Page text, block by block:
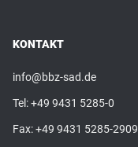
KONTAKT
info@bbz-sad.de
Tel:+49 9431 5285-0
Fax: +49 9431 5285-2909